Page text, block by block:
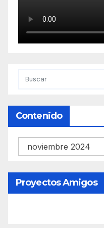
Contenido
Contenido
Proyectos Amigos